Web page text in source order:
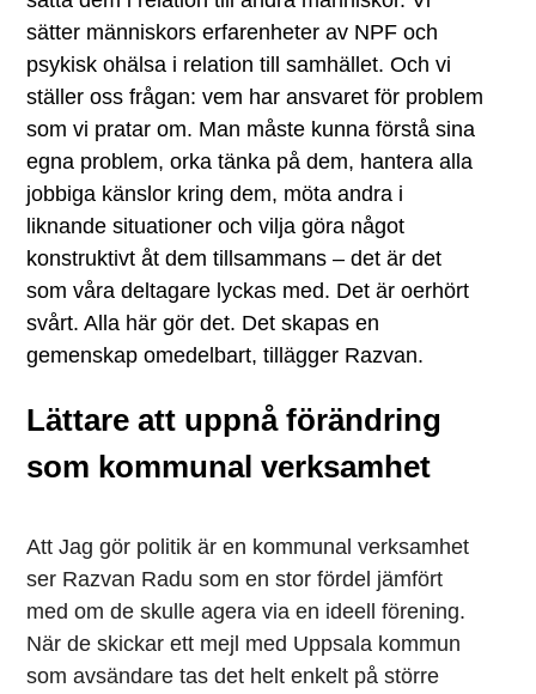
sätter människors erfarenheter av NPF och
psykisk ohälsa i relation till samhället. Och vi
ställer oss frågan: vem har ansvaret för problem
som vi pratar om. Man måste kunna förstå sina
egna problem, orka tänka på dem, hantera alla
jobbiga känslor kring dem, möta andra i
liknande situationer och vilja göra något
konstruktivt åt dem tillsammans – det är det
som våra deltagare lyckas med. Det är oerhört
svårt. Alla här gör det. Det skapas en
gemenskap omedelbart, tillägger Razvan.
Lättare att uppnå förändring
som kommunal verksamhet
Att Jag gör politik är en kommunal verksamhet
ser Razvan Radu som en stor fördel jämfört
med om de skulle agera via en ideell förening.
När de skickar ett mejl med Uppsala kommun
som avsändare tas det helt enkelt på större